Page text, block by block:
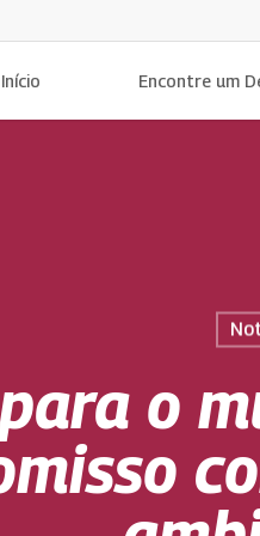
Início Encontre um
o